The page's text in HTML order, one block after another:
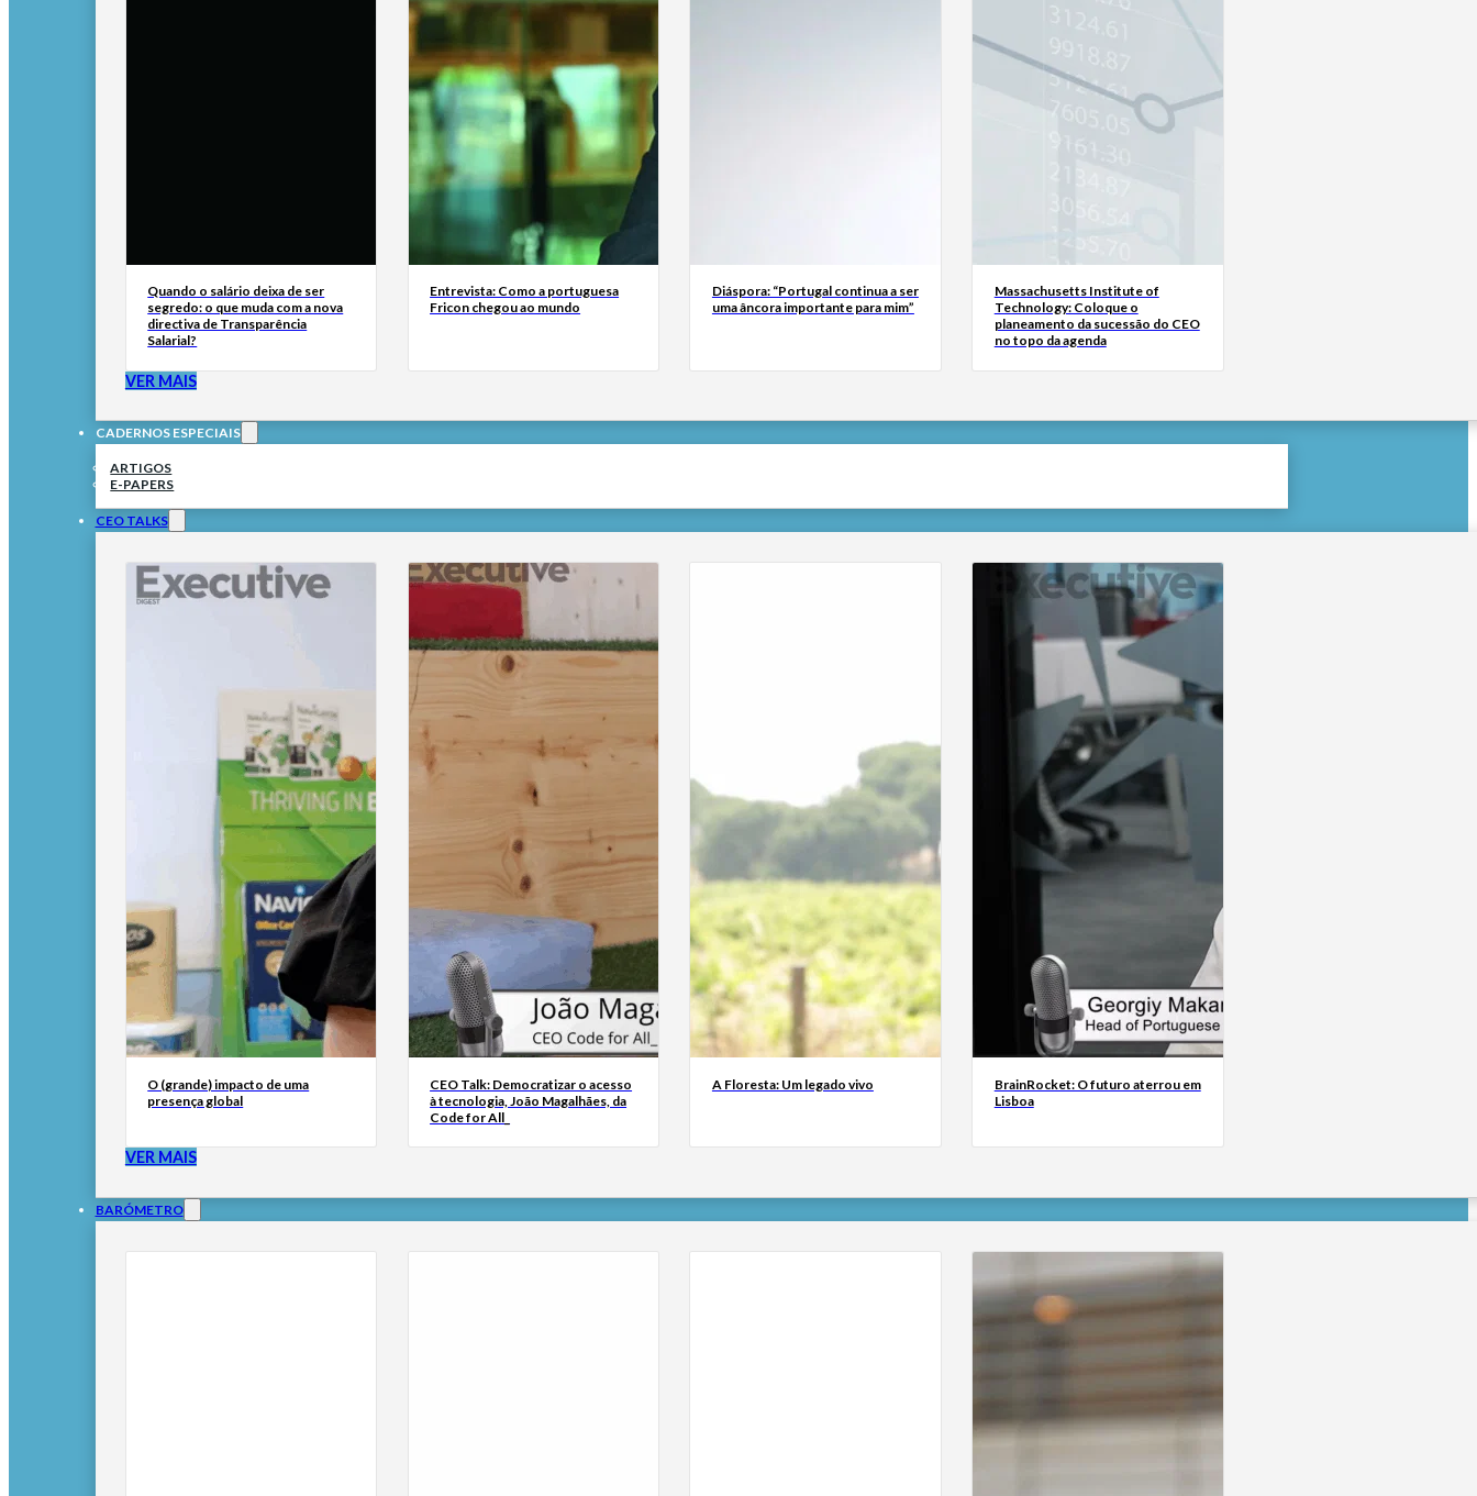
Quando o salário deixa de ser
segredo: o que muda com a nova
directiva de Transparência
Salarial?
Entrevista: Como a portuguesa
Fricon chegou ao mundo
Diáspora: “Portugal continua a ser
uma âncora importante para mim”
Massachusetts Institute of
Technology: Coloque o
planeamento da sucessão do CEO
no topo da agenda
VER MAIS
CADERNOS ESPECIAIS
ARTIGOS
E-PAPERS
CEO TALKS
O (grande) impacto de uma
presença global
CEO Talk: Democratizar o acesso
à tecnologia, João Magalhães, da
Code for All_
A Floresta: Um legado vivo
BrainRocket: O futuro aterrou em
Lisboa
VER MAIS
BARÓMETRO